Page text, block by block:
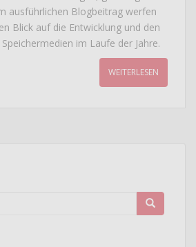
ausführlichen Blogbeitrag werfen
Blick auf die Entwicklung und den
im Laufe der Jahre.
WEITERLESEN